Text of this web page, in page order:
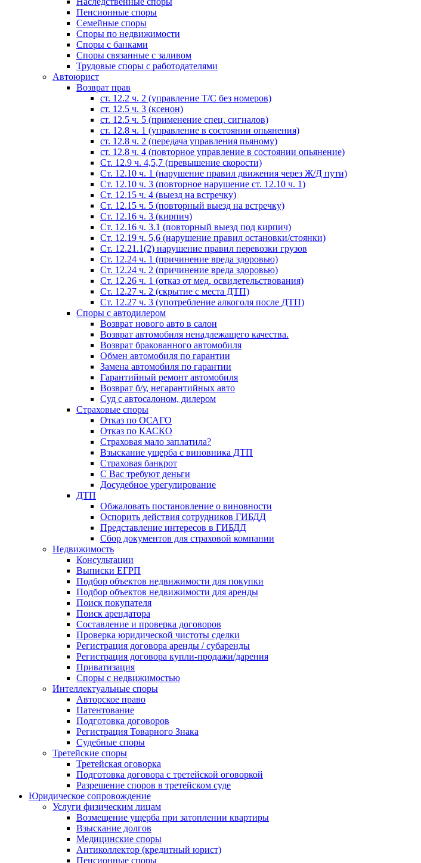
Пенсионные споры
Семейные споры
Cпоры по недвижимости
Споры с банками
Споры связанные с заливом
Трудовые споры с работодателями
Автоюрист
Возврат прав
ст. 12.2 ч. 2 (управление Т/С без номеров)
ст. 12.5 ч. 3 (ксенон)
ст. 12.5 ч. 5 (применение спец. сигналов)
cт. 12.8 ч. 1 (управление в состоянии опьянения)
ст. 12.8 ч. 2 (передача управления пьяному)
ст. 12.8 ч. 4 (повторное управление в состоянии опьянение)
Ст. 12.9 ч. 4,5,7 (превышение скорости)
Ст. 12.10 ч. 1 (нарушение правил движения через Ж/Д пути)
Ст. 12.10 ч. 3 (повторное нарушение ст. 12.10 ч. 1)
Ст. 12.15 ч. 4 (выезд на встречку)
Ст. 12.15 ч. 5 (повторный выезд на встречку)
Ст. 12.16 ч. 3 (кирпич)
Ст. 12.16 ч. 3.1 (повторный выезд под кирпич)
Ст. 12.19 ч. 5,6 (нарушение правил остановки/стоянки)
Ст. 12.21.1(2) нарушение правил перевозки грузов
Ст. 12.24 ч. 1 (причинение вреда здоровью)
Ст. 12.24 ч. 2 (причинение вреда здоровью)
Ст. 12.26 ч. 1 (отказ от мед. освидетельствования)
Ст. 12.27 ч. 2 (скрытие с места ДТП)
Ст. 12.27 ч. 3 (употребление алкоголя после ДТП)
Споры с автодилером
Возврат нового авто в салон
Возврат автомобиля ненадлежащего качества.
Возврат бракованного автомобиля
Обмен автомобиля по гарантии
Замена автомобиля по гарантии
Гарантийный ремонт автомобиля
Возврат б/у, негарантийных авто
Суд с автосалоном, дилером
Страховые споры
Отказ по ОСАГО
Отказ по КАСКО
Страховая мало заплатила?
Взыскание ущерба с виновника ДТП
Страховая банкрот
С Вас требуют деньги
Досудебное урегулирование
ДТП
Обжаловать постановление о виновности
Оспорить действия сотрудников ГИБДД
Представление интересов в ГИБДД
Сбор документов для страховой компании
Недвижимость
Консультации
Выписки ЕГРП
Подбор объектов недвижимости для покупки
Подбор объектов недвижимости для аренды
Поиск покупателя
Поиск арендатора
Составление и проверка договоров
Проверка юридической чистоты сделки
Регистрация договора аренды / субаренды
Регистрация договора купли-продажи/дарения
Приватизация
Cпоры с недвижимостью
Интеллектуальные споры
Авторское право
Патентование
Подготовка договоров
Регистрация Товарного Знака
Судебные споры
Третейские споры
Третейская оговорка
Подготовка договора с третейской оговоркой
Разрешение споров в третейском суде
Юридическое сопровождение
Услуги физическим лицам
Возмещение ущерба при затоплении квартиры
Взыскание долгов
Медицинские споры
Антиколлектор (кредитный юрист)
Пенсионные споры